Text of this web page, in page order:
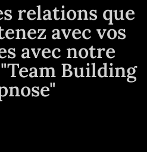
relations que
avec vos
avec notre
Building